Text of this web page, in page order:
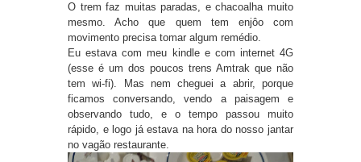
O trem faz muitas paradas, e chacoalha muito
mesmo. Acho que quem tem enjôo com
movimento precisa tomar algum remédio.
Eu estava com meu kindle e com internet 4G
(esse é um dos poucos trens Amtrak que não
tem wi-fi). Mas nem cheguei a abrir, porque
ficamos conversando, vendo a paisagem e
observando tudo, e o tempo passou muito
rápido, e logo já estava na hora do nosso jantar
no vagão restaurante.